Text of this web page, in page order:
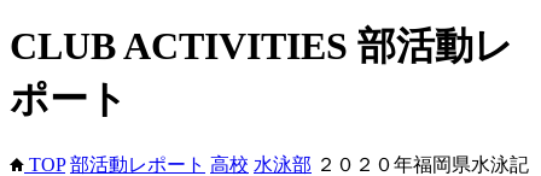
CLUB ACTIVITIES 部活動レ
ポート
TOP 部活動レポート 高校 水泳部 ２０２０年福岡県水泳記